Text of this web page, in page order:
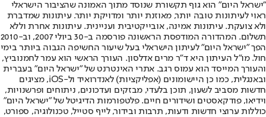
"ישראל היום" הוא גוף תקשורת שנוסד מתוך האמונה שהציבור הישראלי
ראוי לעיתונות טובה יותר, מאוזנת יותר ומדויקת יותר. עיתונות שמדברת
ולא צועקת. עיתונות אמינה, אובייקטיבית ועניינית. עיתונות אחרת וללא
תשלום. המהדורה המודפסת הראשונה פורסמה ב-30 ביולי 2007, וב-2010
הפך "ישראל היום" לעיתון הישראלי בעל שיעור החשיפה הגבוה ביותר בימי
חול. מו"ל העיתון היא ד"ר מרים אדלסון. העורך הראשי הוא עמר לחמנוביץ,
והעורך המייסד הוא עמוס רגב. אתרי האינטרנט של "ישראל היום" בעברית
ובאנגלית, כמו כן היישומונים (אפליקציות) לאנדרואיד ול-iOS, מציגים
חדשות מסביב לשעון, תוכן בלעדי, מבזקים ועדכונים, ניתוחים ופרשנויות,
וידיאו, פודקאסטים ושידורים חיים. פלטפורמות הדיגיטל של "ישראל היום"
כוללות ערוצי חדשות ודעות, תרבות ובידור, לייף סטייל, טכנולוגיה, ספורט,